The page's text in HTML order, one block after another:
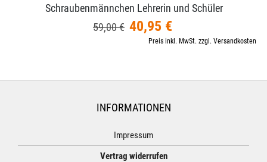
Schraubenmännchen Lehrerin und Schüler
59,00 € 40,95 €
Preis inkl. MwSt. zzgl. Versandkosten
INFORMATIONEN
Impressum
Vertrag widerrufen